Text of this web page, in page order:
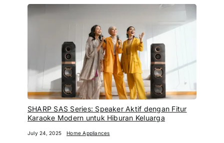
SHARP SAS Series: Speaker Aktif dengan Fitur
Karaoke Modern untuk Hiburan Keluarga
July 24, 2025 Home Appliances